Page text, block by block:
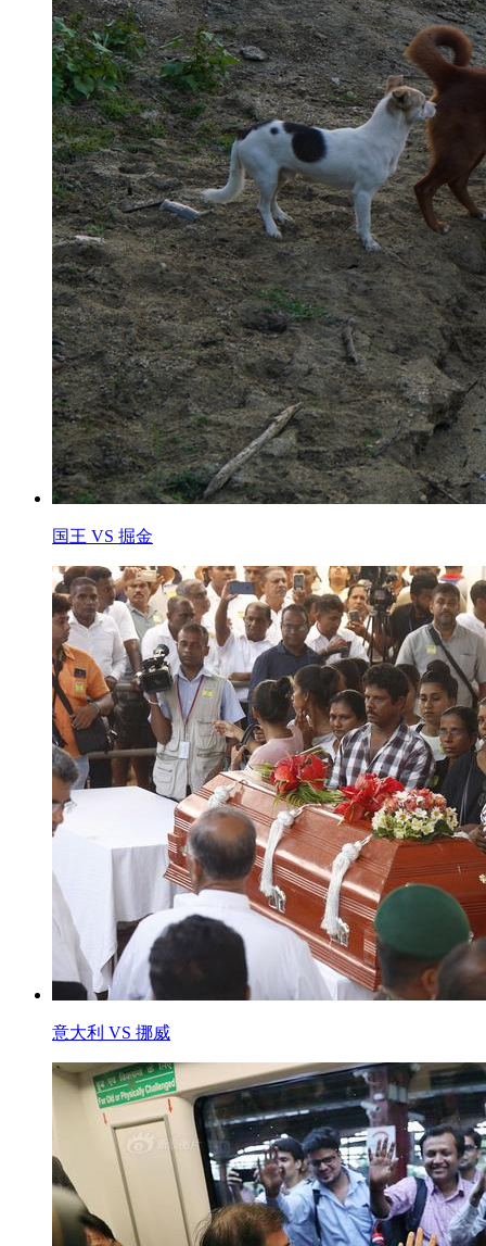
国王 VS 掘金
意大利 VS 挪威